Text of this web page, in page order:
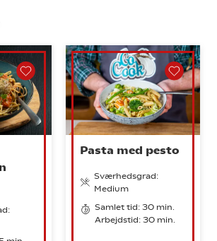
Pasta med pesto
Sværhedsgrad:
Medium
Samlet tid: 30 min.
Arbejdstid: 30 min.